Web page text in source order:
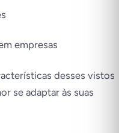
empresas
desses vistos
se adaptar às suas